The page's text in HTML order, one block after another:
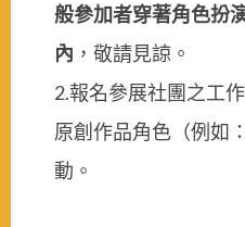
般參加者穿著角色扮
內 ，敬請見諒。
2.報名參展社團之工
原創作品角色（例如
動。